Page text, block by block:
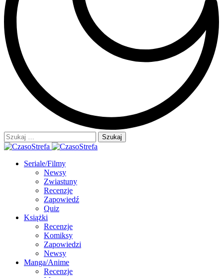
Szukaj:
Seriale/Filmy
Newsy
Zwiastuny
Recenzje
Zapowiedź
Quiz
Książki
Recenzje
Komiksy
Zapowiedzi
Newsy
Manga/Anime
Recenzje